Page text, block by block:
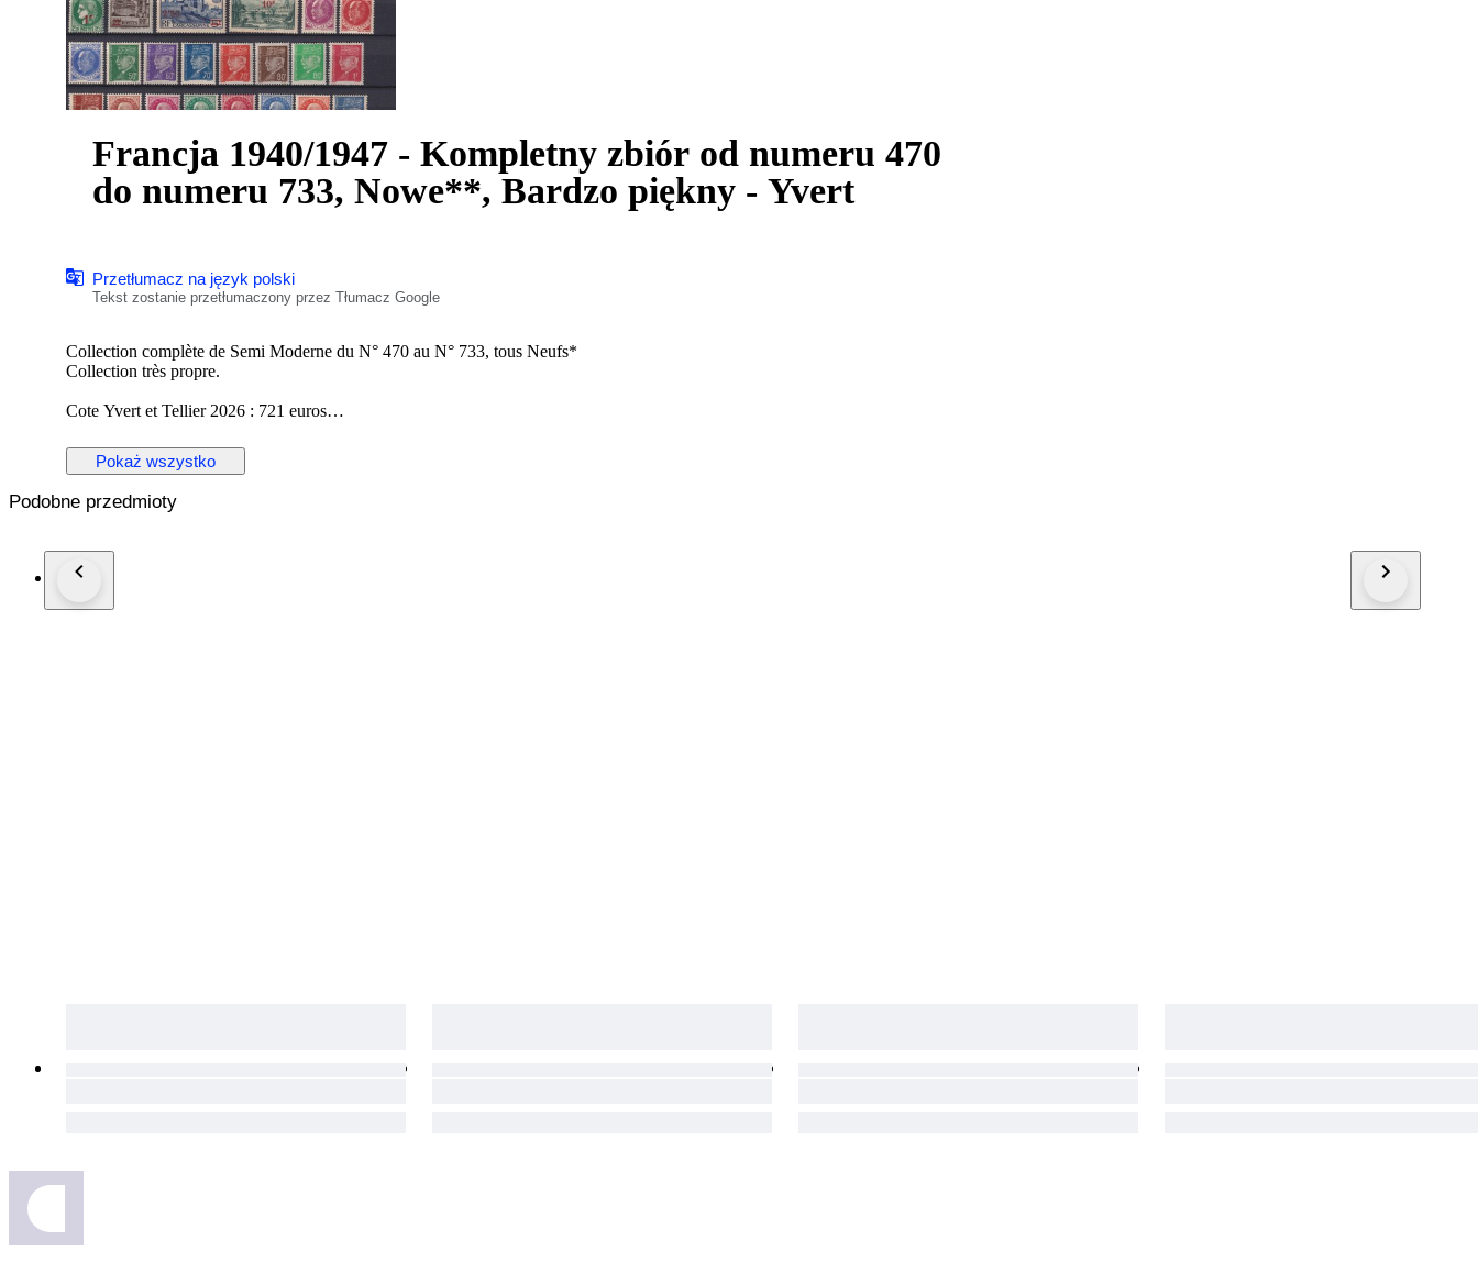
Francja 1940/1947 - Kompletny zbiór od numeru 470
do numeru 733, Nowe**, Bardzo piękny - Yvert
Przetłumacz na język polski
Tekst zostanie przetłumaczony przez Tłumacz Google
Collection complète de Semi Moderne du N° 470 au N° 733, tous Neufs*
Collection très propre.
Cote Yvert et Tellier 2026 : 721 euros
Voir photos pour vous faire votre propre impression.
Pokaż wszystko
Podobne przedmioty